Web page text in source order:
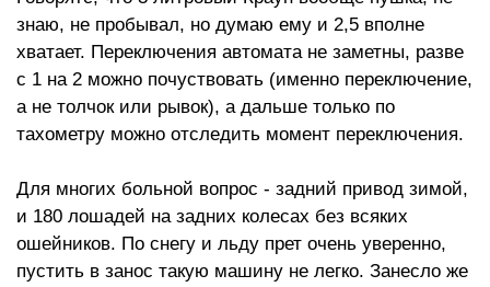
знаю, не пробывал, но думаю ему и 2,5 вполне
хватает. Переключения автомата не заметны, разве
с 1 на 2 можно почуствовать (именно переключение,
а не толчок или рывок), а дальше только по
тахометру можно отследить момент переключения.
Для многих больной вопрос - задний привод зимой,
и 180 лошадей на задних колесах без всяких
ошейников. По снегу и льду прет очень уверенно,
пустить в занос такую машину не легко. Занесло же